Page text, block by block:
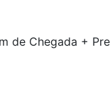
de Chegada +